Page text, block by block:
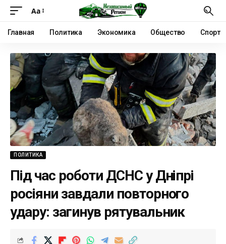
Аа
Главная Политика Экономика Общество Спорт
ПОЛИТИКА
Під час роботи ДСНС у Дніпрі
росіяни завдали повторного
удару: загинув рятувальник